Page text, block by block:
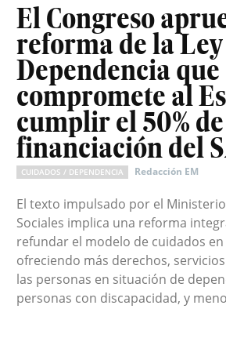
El Congreso
reforma de la
Dependencia que
compromete al
cumplir el 50%
financiación del
CUIDADOS / DEPENDENCIA Redacción EM
El texto impulsado por el
Sociales implica una reforma
refundar el modelo de cuidados en
ofreciendo más derechos,
las personas en situación de
personas con discapacidad, y